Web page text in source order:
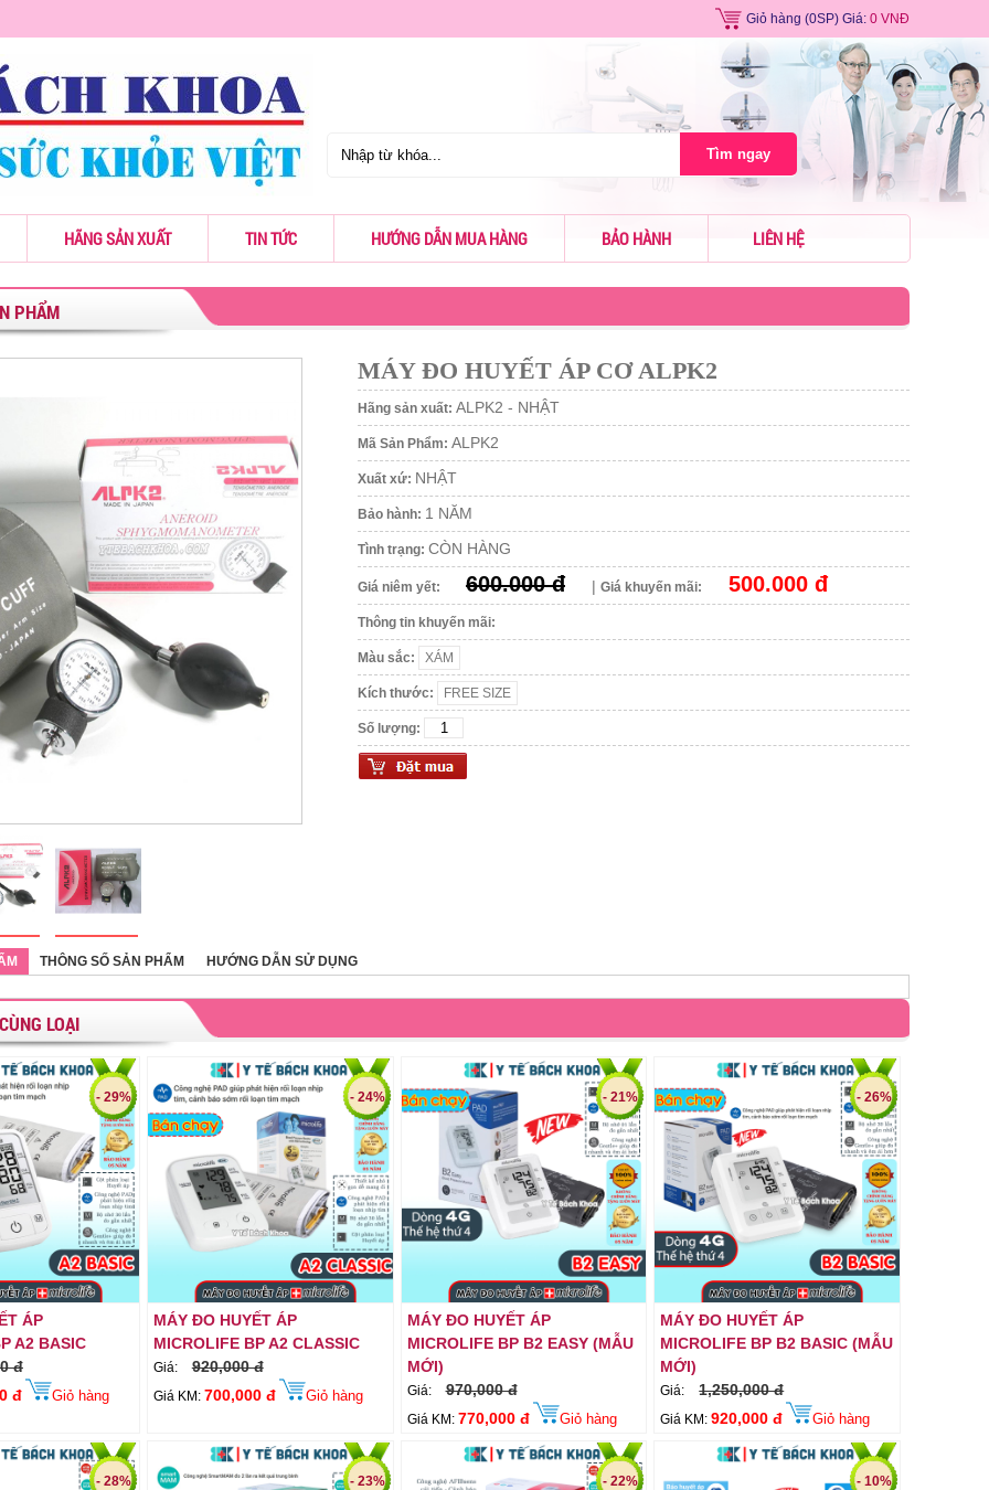
Giỏ hàng (0SP) Giá: 0 VNĐ
Tìm ngay
HÃNG SẢN XUẤT TIN TỨC HƯỚNG DẪN MUA HÀNG BẢO HÀNH LIÊN HỆ
PHẨM
MÁY ĐO HUYẾT ÁP CƠ ALPK2
Hãng sản xuất: ALPK2 - NHẬT
Mã Sản Phẩm: ALPK2
Xuất xứ: NHẬT
Bảo hành: 1 NĂM
Tình trạng: CÒN HÀNG
Giá niêm yết: 600.000 đ | Giá khuyến mãi: 500.000 đ
Thông tin khuyến mãi:
Màu sắc:
Kích thước:
Số lượng:
THÔNG SỐ SẢN PHẨM HƯỚNG DẪN SỬ DỤNG
LOẠI
ÁP
A2 BASIC
đ
đ Giỏ hàng
- 29%
MÁY ĐO HUYẾT ÁP
MICROLIFE BP A2 CLASSIC
Giá: 920,000 đ
Giá KM: 700,000 đ Giỏ hàng
- 24%
MÁY ĐO HUYẾT ÁP
MICROLIFE BP B2 EASY (MẪU
MỚI)
Giá: 970,000 đ
Giá KM: 770,000 đ Giỏ hàng
- 21%
MÁY ĐO HUYẾT ÁP
MICROLIFE BP B2 BASIC (MẪU
MỚI)
Giá: 1,250,000 đ
Giá KM:920,000 đ Giỏ hàng
- 26%
- 28% - 23% - 22% - 10%